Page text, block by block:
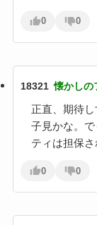
0 0
18321 懐かしの
正直、期待
子見かな。
ティは担保さ
0 0